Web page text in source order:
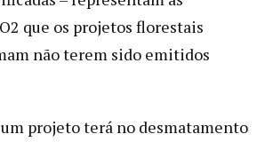
que os projetos florestais
não terem sido emitidos
projeto terá no desmatamento